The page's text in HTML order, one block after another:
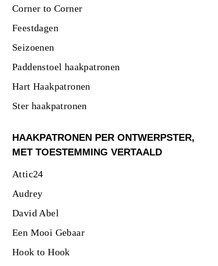
Corner to Corner
Feestdagen
Seizoenen
Paddenstoel haakpatronen
Hart Haakpatronen
Ster haakpatronen
HAAKPATRONEN PER ONTWERPSTER,
MET TOESTEMMING VERTAALD
Attic24
Audrey
David Abel
Een Mooi Gebaar
Hook to Hook